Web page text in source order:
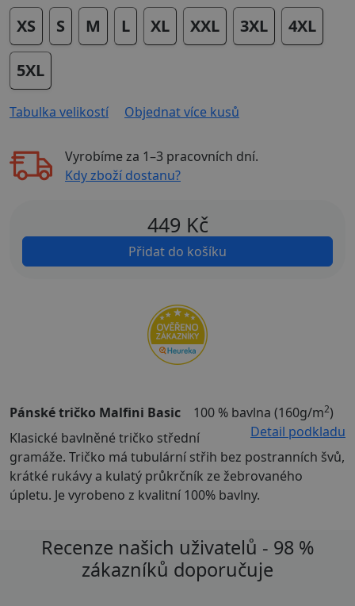
XS S M L XL XXL 3XL 4XL
5XL
Tabulka velikostí Objednat více kusů
Vyrobíme za 1–3 pracovních dní.
Kdy zboží dostanu?
449 Kč
Přidat do košíku
Pánské tričko Malfini Basic 100 % bavlna (160g/m2)
Detail podkladu
Klasické bavlněné tričko střední
gramáže. Tričko má tubulární střih bez postranních švů,
krátké rukávy a kulatý průkrčník ze žebrovaného
úpletu. Je vyrobeno z kvalitní 100% bavlny.
Recenze našich uživatelů - 98 %
zákazníků doporučuje